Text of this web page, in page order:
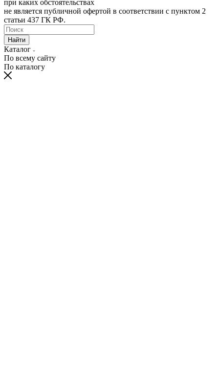
при каких обстоятельствах
не является публичной офертой в соответствии с пунктом 2
статьи 437 ГК РФ.
Найти
Каталог
По всему сайту
По каталогу